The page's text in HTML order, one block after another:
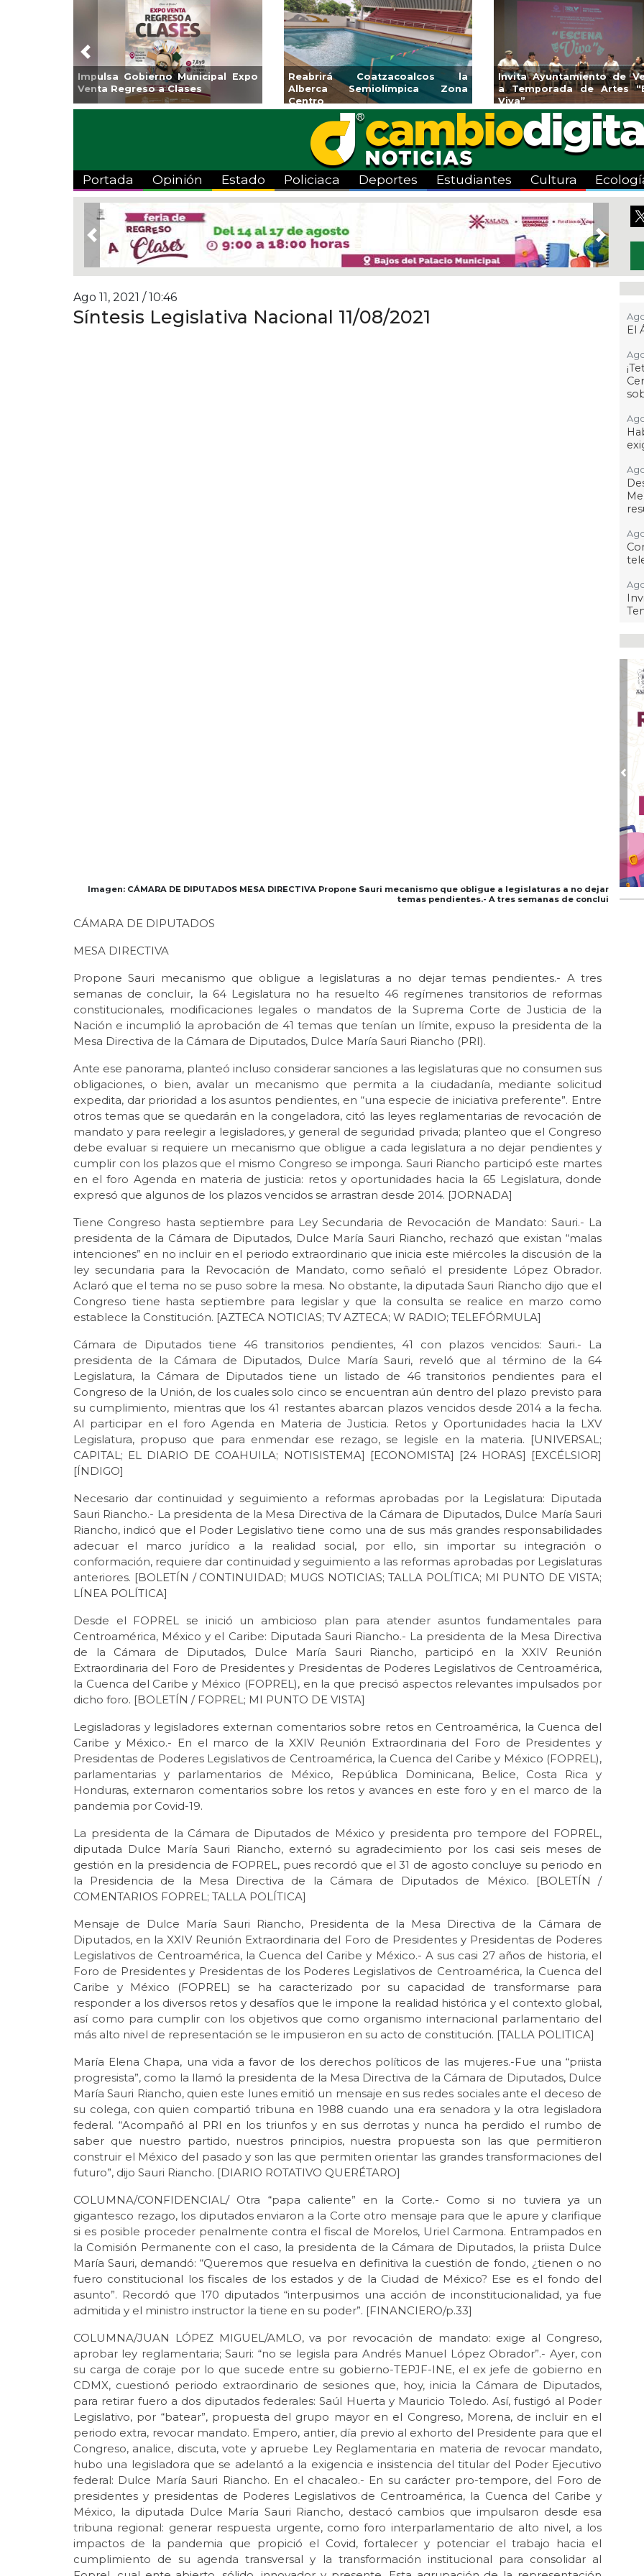
Guarniciones y banquetas para la
colonia El Mango en Pánuco
Emprendedores de Xalapa
exponen en Mercadito
Bicentenario
Coatzacoalcos
halterofilia con la Copa
2026
Previous
Portada Opinión Estado Policiaca Deportes Estudiantes Cultura
Previous Next
Ago 11, 2021 / 10:46
Síntesis Legislativa Nacional 11/08/2021
Imagen: CÁMARA DE DIPUTADOS MESA DIRECTIVA Propone Sauri mecanismo que obligue a legislaturas a no dejar
temas pendientes.- A tres semanas de conclui
CÁMARA DE DIPUTADOS
MESA DIRECTIVA
Propone Sauri mecanismo que obligue a legislaturas a no dejar temas pendientes.- A tres
semanas de concluir, la 64 Legislatura no ha resuelto 46 regímenes transitorios de reformas
constitucionales, modificaciones legales o mandatos de la Suprema Corte de Justicia de la
Nación e incumplió la aprobación de 41 temas que tenían un límite, expuso la presidenta de la
Mesa Directiva de la Cámara de Diputados, Dulce María Sauri Riancho (PRI).
Ante ese panorama, planteó incluso considerar sanciones a las legislaturas que no consumen sus
obligaciones, o bien, avalar un mecanismo que permita a la ciudadanía, mediante solicitud
expedita, dar prioridad a los asuntos pendientes, en “una especie de iniciativa preferente”. Entre
otros temas que se quedarán en la congeladora, citó las leyes reglamentarias de revocación de
mandato y para reelegir a legisladores, y general de seguridad privada; planteo que el Congreso
debe evaluar si requiere un mecanismo que obligue a cada legislatura a no dejar pendientes y
cumplir con los plazos que el mismo Congreso se imponga. Sauri Riancho participó este martes
en el foro Agenda en materia de justicia: retos y oportunidades hacia la 65 Legislatura, donde
expresó que algunos de los plazos vencidos se arrastran desde 2014. [JORNADA]
Tiene Congreso hasta septiembre para Ley Secundaria de Revocación de Mandato: Sauri.- La
presidenta de la Cámara de Diputados, Dulce María Sauri Riancho, rechazó que existan “malas
intenciones” en no incluir en el periodo extraordinario que inicia este miércoles la discusión de la
ley secundaria para la Revocación de Mandato, como señaló el presidente López Obrador.
Aclaró que el tema no se puso sobre la mesa. No obstante, la diputada Sauri Riancho dijo que el
Congreso tiene hasta septiembre para legislar y que la consulta se realice en marzo como
establece la Constitución. [AZTECA NOTICIAS; TV AZTECA; W RADIO; TELEFÓRMULA]
Cámara de Diputados tiene 46 transitorios pendientes, 41 con plazos vencidos: Sauri.- La
presidenta de la Cámara de Diputados, Dulce María Sauri, reveló que al término de la 64
Legislatura, la Cámara de Diputados tiene un listado de 46 transitorios pendientes para el
Congreso de la Unión, de los cuales solo cinco se encuentran aún dentro del plazo previsto para
su cumplimiento, mientras que los 41 restantes abarcan plazos vencidos desde 2014 a la fecha.
Al participar en el foro Agenda en Materia de Justicia. Retos y Oportunidades hacia la LXV
Legislatura, propuso que para enmendar ese rezago, se legisle en la materia. [UNIVERSAL;
CAPITAL; EL DIARIO DE COAHUILA; NOTISISTEMA] [ECONOMISTA] [24 HORAS] [EXCÉLSIOR]
[ÍNDIGO]
Necesario dar continuidad y seguimiento a reformas aprobadas por la Legislatura: Diputada
Sauri Riancho.- La presidenta de la Mesa Directiva de la Cámara de Diputados, Dulce María Sauri
Riancho, indicó que el Poder Legislativo tiene como una de sus más grandes responsabilidades
adecuar el marco jurídico a la realidad social, por ello, sin importar su integración o
conformación, requiere dar continuidad y seguimiento a las reformas aprobadas por Legislaturas
anteriores. [BOLETÍN / CONTINUIDAD; MUGS NOTICIAS; TALLA POLÍTICA; MI PUNTO DE VISTA;
LÍNEA POLÍTICA]
Desde el FOPREL se inició un ambicioso plan para atender asuntos fundamentales para
Centroamérica, México y el Caribe: Diputada Sauri Riancho.- La presidenta de la Mesa Directiva
de la Cámara de Diputados, Dulce María Sauri Riancho, participó en la XXIV Reunión
Extraordinaria del Foro de Presidentes y Presidentas de Poderes Legislativos de Centroamérica,
la Cuenca del Caribe y México (FOPREL), en la que precisó aspectos relevantes impulsados por
dicho foro. [BOLETÍN / FOPREL; MI PUNTO DE VISTA]
Legisladoras y legisladores externan comentarios sobre retos en Centroamérica, la Cuenca del
Caribe y México.- En el marco de la XXIV Reunión Extraordinaria del Foro de Presidentes y
Presidentas de Poderes Legislativos de Centroamérica, la Cuenca del Caribe y México (FOPREL),
parlamentarias y parlamentarios de México, República Dominicana, Belice, Costa Rica y
Honduras, externaron comentarios sobre los retos y avances en este foro y en el marco de la
pandemia por Covid-19.
La presidenta de la Cámara de Diputados de México y presidenta pro tempore del FOPREL,
diputada Dulce María Sauri Riancho, externó su agradecimiento por los casi seis meses de
gestión en la presidencia de FOPREL, pues recordó que el 31 de agosto concluye su periodo en
la Presidencia de la Mesa Directiva de la Cámara de Diputados de México. [BOLETÍN /
COMENTARIOS FOPREL; TALLA POLÍTICA]
Mensaje de Dulce María Sauri Riancho, Presidenta de la Mesa Directiva de la Cámara de
Diputados, en la XXIV Reunión Extraordinaria del Foro de Presidentes y Presidentas de Poderes
Legislativos de Centroamérica, la Cuenca del Caribe y México.- A sus casi 27 años de historia, el
Foro de Presidentes y Presidentas de los Poderes Legislativos de Centroamérica, la Cuenca del
Caribe y México (FOPREL) se ha caracterizado por su capacidad de transformarse para
responder a los diversos retos y desafíos que le impone la realidad histórica y el contexto global,
así como para cumplir con los objetivos que como organismo internacional parlamentario del
más alto nivel de representación se le impusieron en su acto de constitución. [TALLA POLITICA]
María Elena Chapa, una vida a favor de los derechos políticos de las mujeres.-Fue una “priista
progresista”, como la llamó la presidenta de la Mesa Directiva de la Cámara de Diputados, Dulce
María Sauri Riancho, quien este lunes emitió un mensaje en sus redes sociales ante el deceso de
su colega, con quien compartió tribuna en 1988 cuando una era senadora y la otra legisladora
federal. “Acompañó al PRI en los triunfos y en sus derrotas y nunca ha perdido el rumbo de
saber que nuestro partido, nuestros principios, nuestra propuesta son las que permitieron
construir el México del pasado y son las que permiten orientar las grandes transformaciones del
futuro”, dijo Sauri Riancho. [DIARIO ROTATIVO QUERÉTARO]
COLUMNA/CONFIDENCIAL/ Otra “papa caliente” en la Corte.- Como si no tuviera ya un
gigantesco rezago, los diputados enviaron a la Corte otro mensaje para que le apure y clarifique
si es posible proceder penalmente contra el fiscal de Morelos, Uriel Carmona. Entrampados en
la Comisión Permanente con el caso, la presidenta de la Cámara de Diputados, la priista Dulce
María Sauri, demandó: “Queremos que resuelva en definitiva la cuestión de fondo, ¿tienen o no
fuero constitucional los fiscales de los estados y de la Ciudad de México? Ese es el fondo del
asunto”. Recordó que 170 diputados “interpusimos una acción de inconstitucionalidad, ya fue
admitida y el ministro instructor la tiene en su poder”. [FINANCIERO/p.33]
COLUMNA/JUAN LÓPEZ MIGUEL/AMLO, va por revocación de mandato: exige al Congreso,
aprobar ley reglamentaria; Sauri: “no se legisla para Andrés Manuel López Obrador”.- Ayer, con
su carga de coraje por lo que sucede entre su gobierno-TEPJF-INE, el ex jefe de gobierno en
CDMX, cuestionó periodo extraordinario de sesiones que, hoy, inicia la Cámara de Diputados,
para retirar fuero a dos diputados federales: Saúl Huerta y Mauricio Toledo. Así, fustigó al Poder
Legislativo, por “batear”, propuesta del grupo mayor en el Congreso, Morena, de incluir en el
periodo extra, revocar mandato. Empero, antier, día previo al exhorto del Presidente para que el
Congreso, analice, discuta, vote y apruebe Ley Reglamentaria en materia de revocar mandato,
hubo una legisladora que se adelantó a la exigencia e insistencia del titular del Poder Ejecutivo
federal: Dulce María Sauri Riancho. En el chacaleo.- En su carácter pro-tempore, del Foro de
presidentes y presidentas de Poderes Legislativos de Centroamérica, la Cuenca del Caribe y
México, la diputada Dulce María Sauri Riancho, destacó cambios que impulsaron desde esa
tribuna regional: generar respuesta urgente, como foro interparlamentario de alto nivel, a los
impactos de la pandemia que propició el Covid, fortalecer y potenciar el trabajo hacia el
cumplimiento de su agenda transversal y la transformación institucional para consolidar al
El